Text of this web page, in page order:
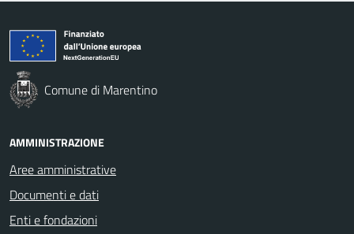
Comune di Marentino
AMMINISTRAZIONE
Aree amministrative
Documenti e dati
Enti e fondazioni